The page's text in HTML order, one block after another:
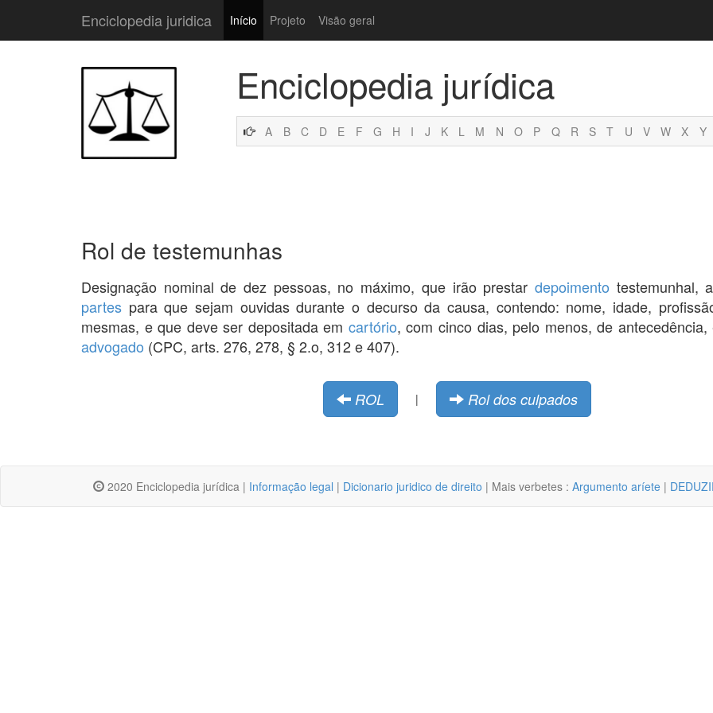
Enciclopedia juridica Início Projeto Visão geral
Enciclopedia jurídica
A B C D E F G H I J K L M N O P Q R S T U V W X Y
Rol de testemunhas
Designação nominal de dez pessoas, no máximo, que irão prestar depoimento testemunhal,
partes para que sejam ouvidas durante o decurso da causa, contendo: nome, idade,
mesmas, e que deve ser depositada em cartório, com cinco dias, pelo menos, de antecedência,
advogado (CPC, arts. 276, 278, § 2.o, 312 e 407).
ROL | Rol dos culpados
2020 Enciclopedia jurídica | Informação legal | Dicionario juridico de direito | Mais verbetes : Argumento aríete |